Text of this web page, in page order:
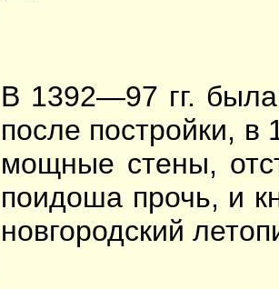
В 1392—97 гг.
после постройки,
мощные стены,
поидоша прочь, и
новгородский